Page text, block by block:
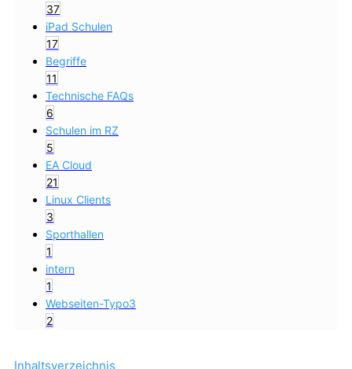
Inhaltsverzeichnis
37
iPad Schulen
17
Begriffe
11
Technische FAQs
6
Schulen im RZ
5
EA Cloud
21
Linux Clients
3
Sporthallen
1
intern
1
Webseiten-Typo3
2